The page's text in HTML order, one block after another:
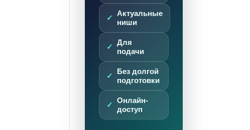
Актуальные
ниши
Для
подачи
Без долгой
подготовки
Онлайн-
доступ